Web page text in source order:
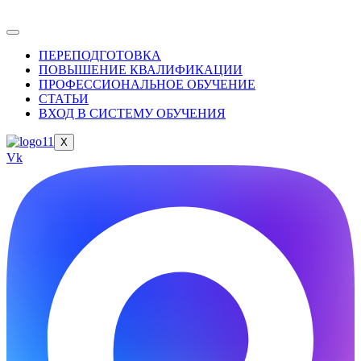
ПЕРЕПОДГОТОВКА
ПОВЫШЕНИЕ КВАЛИФИКАЦИИ
ПРОФЕССИОНАЛЬНОЕ ОБУЧЕНИЕ
СТАТЬИ
ВХОД В СИСТЕМУ ОБУЧЕНИЯ
X
Vk